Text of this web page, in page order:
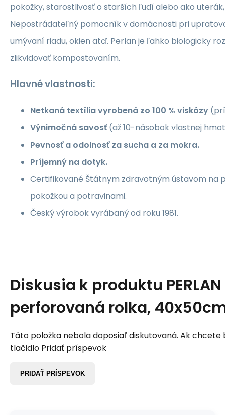
pokožky, starostlivosť o starších ľudí alebo ako
Nepostrádateľný pomocník v domácnosti pri
umývaní riadu, okien atď. Perlan je ľahko biologicky
zlikvidovať kompostovaním.
Hlavné vlastnosti:
Netkaná textília vyrobená zo 100 % viskózy
Výnimočná savosť(až 10-násobok vlastnej
Pevnosť a odolnosť za sucha a za mokra.
Príjemný na dotyk.
Certifikované Štátnym zdravotným ústavom na
pokožkou a potravinami.
Český výrobok vyrábaný od roku 1981.
Diskusia k produktu
perforovaná rolka,
Táto položka nebola doposiaľ diskutovaná. Ak chcete
tlačidlo Pridať príspevok
PRIDAŤ PRÍSPEVOK